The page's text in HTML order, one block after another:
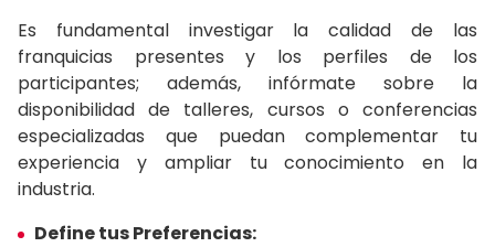
Es fundamental investigar la calidad de las
franquicias presentes y los perfiles de los
participantes; además, infórmate sobre la
disponibilidad de talleres, cursos o conferencias
especializadas que puedan complementar tu
experiencia y ampliar tu conocimiento en la
industria.
Define tus Preferencias: